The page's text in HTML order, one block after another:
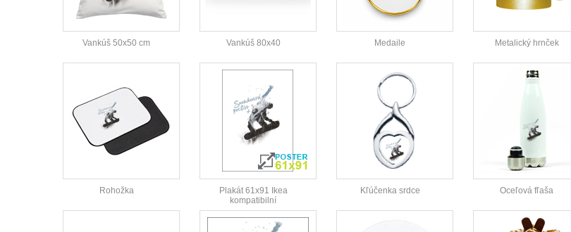
Vankúš 50x50 cm Vankúš 80x40 Medaile Metalický hrnček
Rohožka
Plakát 61x91 Ikea
kompatibilní
Kľúčenka srdce Oceľová fľaša